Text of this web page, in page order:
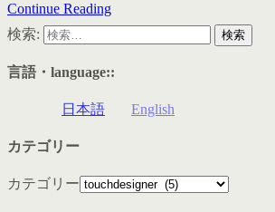
Continue Reading
検索:
言語・language::
日本語 English
カテゴリー
カテゴリー